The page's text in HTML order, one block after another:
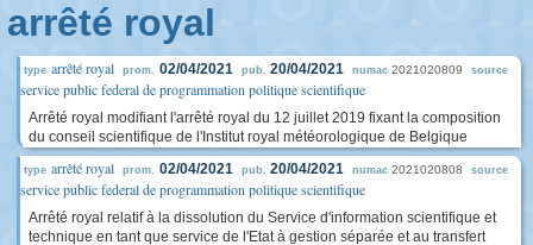
arrêté royal
type arrêté royal prom. 02/04/2021 pub. 20/04/2021 numac 2021020809 source
service public federal de programmation politique scientifique
Arrêté royal modifiant l'arrêté royal du 12 juillet 2019 fixant la composition
du conseil scientifique de l'Institut royal météorologique de Belgique
type arrêté royal prom. 02/04/2021 pub. 20/04/2021 numac 2021020808 source
service public federal de programmation politique scientifique
Arrêté royal relatif à la dissolution du Service d'information scientifique et
technique en tant que service de l'Etat à gestion séparée et au transfert